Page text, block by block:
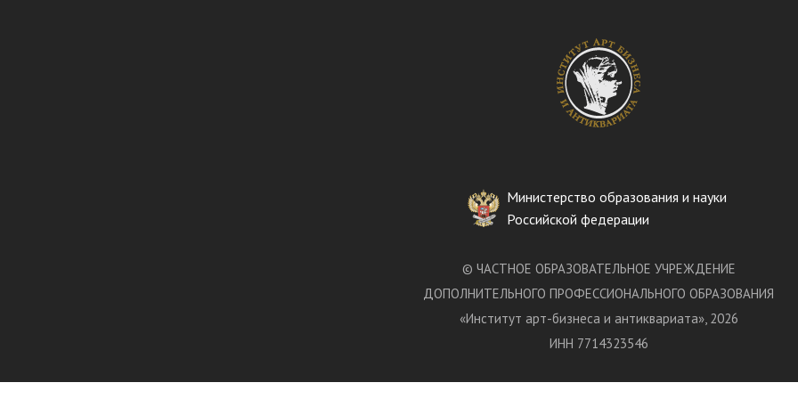
Министерство образования и науки
Российской федерации
© ЧАСТНОЕ ОБРАЗОВАТЕЛЬНОЕ УЧРЕЖДЕНИЕ
ДОПОЛНИТЕЛЬНОГО ПРОФЕССИОНАЛЬНОГО ОБРАЗОВАНИЯ
«Институт арт-бизнеса и антиквариата», 2026
ИНН 7714323546